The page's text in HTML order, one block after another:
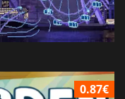
0.87€